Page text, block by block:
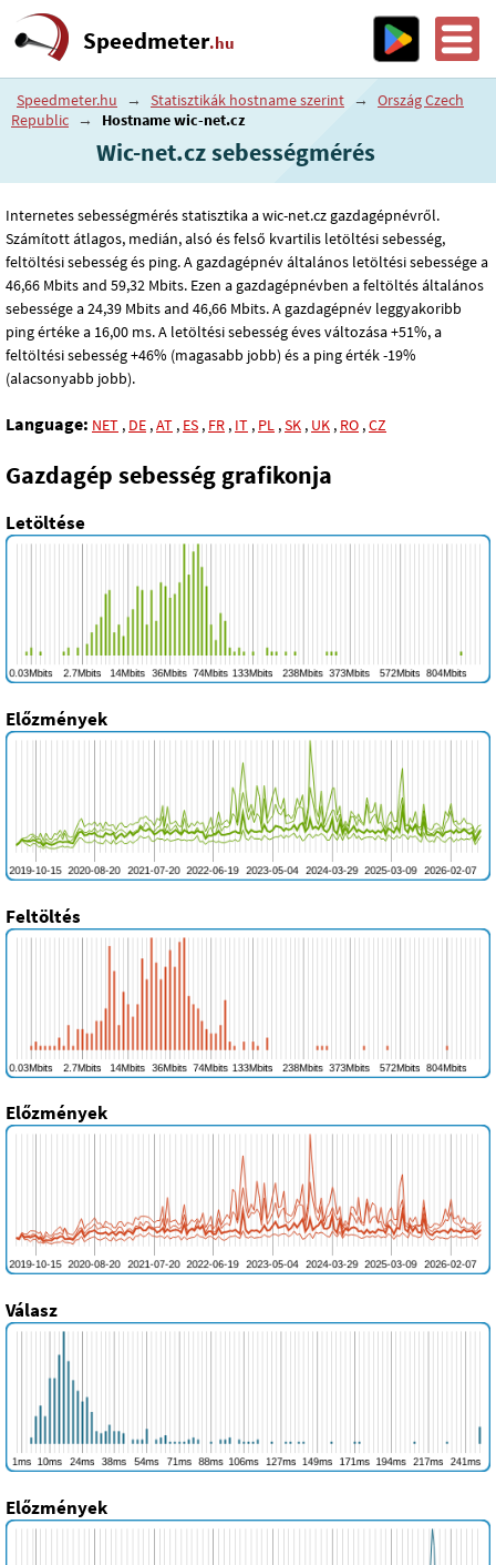
Speedmeter.hu
Speedmeter.hu → Statisztikák hostname szerint →
Ország Czech
Republic → Hostname wic-net.cz
Wic-net.cz sebességmérés
Internetes sebességmérés statisztika a wic-net.cz gazdagépnévről.
Számított átlagos, medián, alsó és felső kvartilis letöltési sebesség,
feltöltési sebesség és ping. A gazdagépnév általános letöltési sebessége a
46,66 Mbits and 59,32 Mbits. Ezen a gazdagépnévben a feltöltés általános
sebessége a 24,39 Mbits and 46,66 Mbits. A gazdagépnév leggyakoribb
ping értéke a 16,00 ms. A letöltési sebesség éves változása +51%, a
feltöltési sebesség +46% (magasabb jobb) és a ping érték -19%
(alacsonyabb jobb).
Language: NET , DE ,AT , ES , FR , IT , PL ,SK , UK , RO ,CZ
Gazdagép sebesség grafikonja
Letöltése
Előzmények
Feltöltés
Előzmények
Válasz
Előzmények